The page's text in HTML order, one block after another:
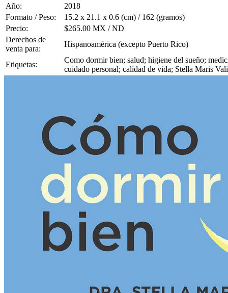
Año:
2018
Formato / Peso:
15.2 x 21.1 x 0.6 (cm) / 162 (gramos)
Precio:
$265.00 MX / ND
Derechos de
venta para:
Hispanoamérica (excepto Puerto Rico)
Etiquetas:
Como dormir bien; salud; higiene del sueño;
cuidado personal; calidad de vida; Stella Maris